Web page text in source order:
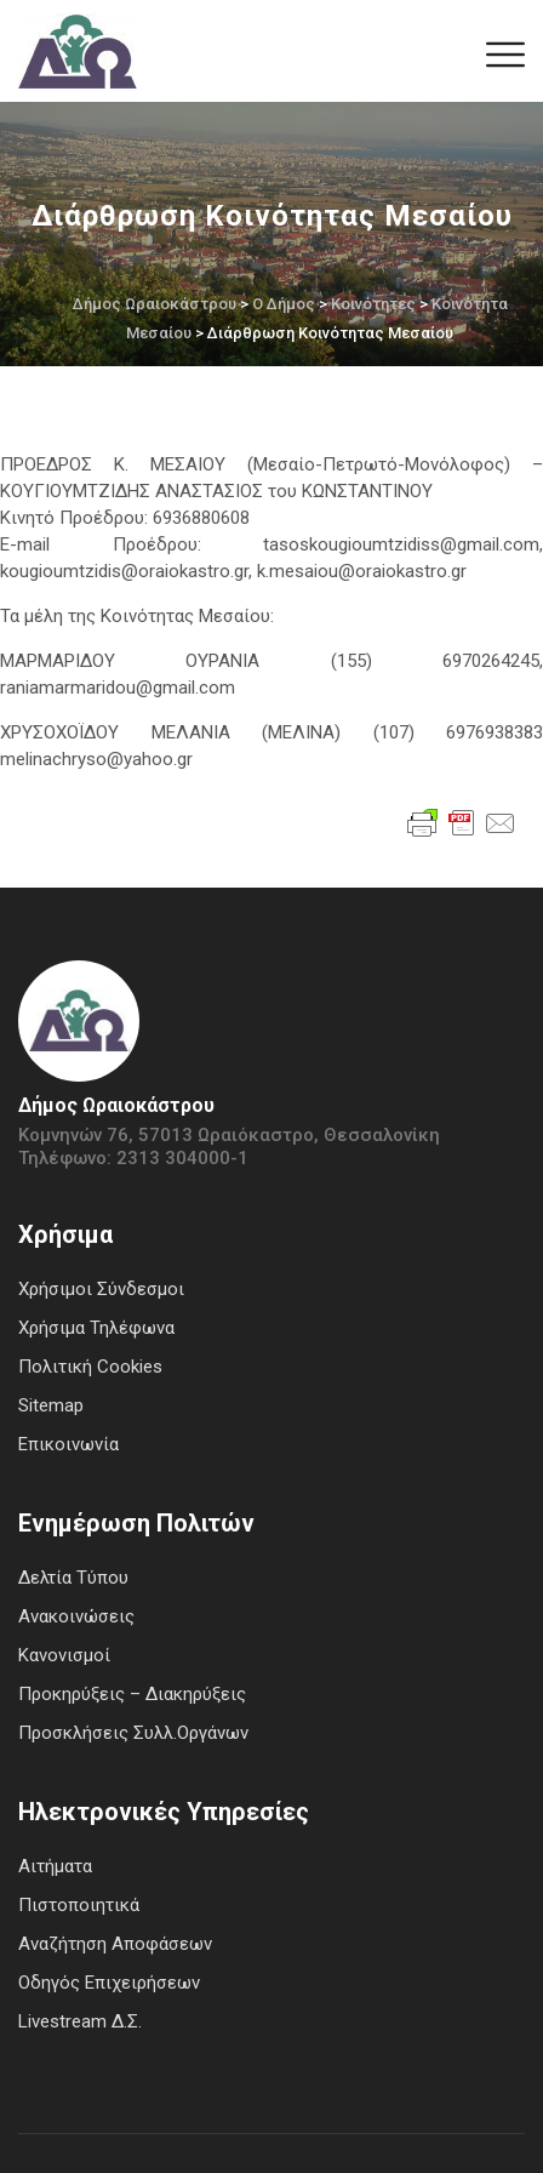
Διάρθρωση Κοινότητας Μεσαίου
Δήμος Ωραιοκάστρου>Ο Δήμος>Κοινότητες>Κοινότητα
Μεσαίου > Διάρθρωση Κοινότητας Μεσαίου
ΠΡΟΕΔΡΟΣ Κ. ΜΕΣΑΙΟΥ (Μεσαίο-Πετρωτό-Μονόλοφος) –
ΚΟΥΓΙΟΥΜΤΖΙΔΗΣ ΑΝΑΣΤΑΣΙΟΣ του ΚΩΝΣΤΑΝΤΙΝΟΥ
Κινητό Προέδρου: 6936880608
E-mail Προέδρου: tasoskougioumtzidiss@gmail.com,
kougioumtzidis@oraiokastro.gr, k.mesaiou@oraiokastro.gr
Τα μέλη της Κοινότητας Μεσαίου:
ΜΑΡΜΑΡΙΔΟΥ ΟΥΡΑΝΙΑ (155) 6970264245,
raniamarmaridou@gmail.com
ΧΡΥΣΟΧΟΪΔΟΥ ΜΕΛΑΝΙΑ (ΜΕΛΙΝΑ) (107) 6976938383
melinachryso@yahoo.gr
Δήμος Ωραιοκάστρου
Κομνηνών 76, 57013 Ωραιόκαστρο, Θεσσαλονίκη
Τηλέφωνο: 2313 304000-1
Χρήσιμα
Χρήσιμοι Σύνδεσμοι
Χρήσιμα Τηλέφωνα
Πολιτική Cookies
Sitemap
Επικοινωνία
Ενημέρωση Πολιτών
Δελτία Τύπου
Ανακοινώσεις
Κανονισμοί
Προκηρύξεις – Διακηρύξεις
Προσκλήσεις Συλλ.Οργάνων
Ηλεκτρονικές Υπηρεσίες
Αιτήματα
Πιστοποιητικά
Αναζήτηση Αποφάσεων
Οδηγός Επιχειρήσεων
Livestream Δ.Σ.